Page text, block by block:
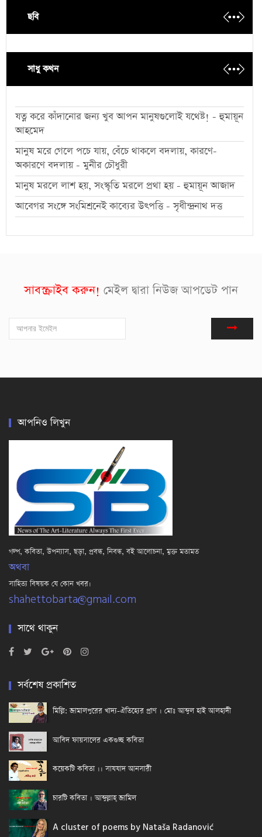
ছবি
সাধু কথন
যত্ন করে কাঁদানোর জন্য খুব আপন মানুষগুলোই যথেষ্ট! - হুমায়ূন
আহমেদ
মানুষ মরে গেলে পচে যায়, বেঁচে থাকলে বদলায়, কারণে-
অকারণে বদলায় - মুনীর চৌধুরী
মানুষ মরলে লাশ হয়, সংস্কৃতি মরলে প্রথা হয় - হুমায়ূন আজাদ
আবেগর সংঙ্গে সংমিশ্রনেই কাব্যের উৎপত্তি - সৃধীন্দ্রনাথ দত্ত
সাবস্ক্রাইব করুন! মেইল দ্বারা নিউজ আপডেট পান
আপনিও লিখুন
গল্প, কবিতা, উপন্যাস, ছড়া, প্রবন্ধ, নিবন্ধ, বই আলোচনা, মুক্ত মতামত
অথবা
সাহিত্য বিষয়ক যে কোন খবর।
shahettobarta@gmail.com
সাথে থাকুন
সর্বশেষ প্রকাশিত
মিল্লি: জামালপুরের খাদ্য-ঐতিহ্যের প্রাণ । মোঃ আব্দুল হাই আলহাদী
আবিদ ফায়সালের একগুচ্ছ কবিতা
কয়েকটি কবিতা ।। সাযযাদ আনসারী
চারটি কবিতা । আব্দুল্লাহ্ জামিল
A cluster of poems by Nataša Radanović